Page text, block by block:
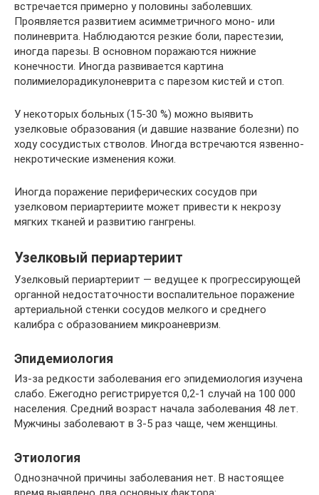
встречается примерно у половины заболевших.
Проявляется развитием асимметричного моно- или
полиневрита. Наблюдаются резкие боли, парестезии,
иногда парезы. В основном поражаются нижние
конечности. Иногда развивается картина
полимиелорадикулоневрита с парезом кистей и стоп.
У некоторых больных (15-30 %) можно выявить
узелковые образования (и давшие название болезни) по
ходу сосудистых стволов. Иногда встречаются язвенно-
некротические изменения кожи.
Иногда поражение периферических сосудов при
узелковом периартериите может привести к некрозу
мягких тканей и развитию гангрены.
Узелковый периартериит
Узелковый периартериит — ведущее к прогрессирующей
органной недостаточности воспалительное поражение
артериальной стенки сосудов мелкого и среднего
калибра с образованием микроаневризм.
Эпидемиология
Из-за редкости заболевания его эпидемиология изучена
слабо. Ежегодно регистрируется 0,2-1 случай на 100 000
населения. Средний возраст начала заболевания 48 лет.
Мужчины заболевают в 3-5 раз чаще, чем женщины.
Этиология
Однозначной причины заболевания нет. В настоящее